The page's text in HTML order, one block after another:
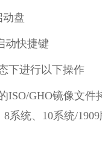
动盘
动快捷键
下进行以下操作
ISO/GHO镜像文件
系统、10系统/